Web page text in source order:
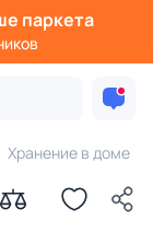
паркета
Хранение в доме